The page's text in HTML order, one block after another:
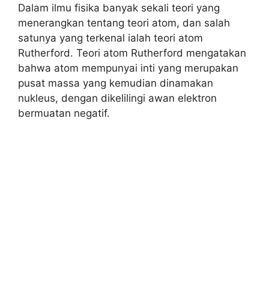
Dalam ilmu fisika banyak sekali teori yang
menerangkan tentang teori atom, dan salah
satunya yang terkenal ialah teori atom
Rutherford. Teori atom Rutherford mengatakan
bahwa atom mempunyai inti yang merupakan
pusat massa yang kemudian dinamakan
nukleus, dengan dikelilingi awan elektron
bermuatan negatif.